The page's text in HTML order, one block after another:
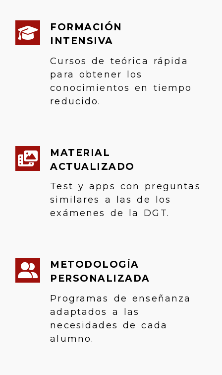
FORMACIÓN
INTENSIVA
Cursos de teórica rápida
para obtener los
conocimientos en tiempo
reducido.
MATERIAL
ACTUALIZADO
Test y apps con preguntas
similares a las de los
exámenes de la DGT.
METODOLOGÍA
PERSONALIZADA
Programas de enseñanza
adaptados a las
necesidades de cada
alumno.